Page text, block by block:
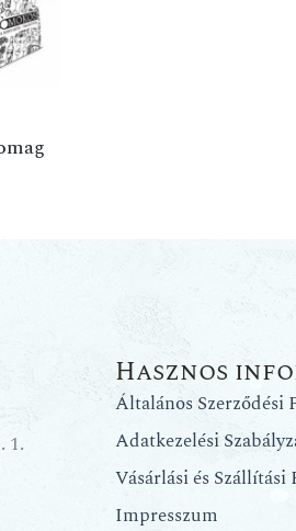
1.
Hasznos
Általános Szerződési
Adatkezelési
Vásárlási és Szállítási
Impresszum